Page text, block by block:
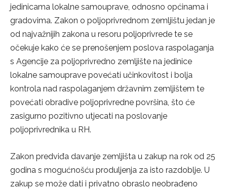
jedinicama lokalne samouprave, odnosno općinama i
gradovima. Zakon o poljoprivrednom zemljištu jedan je
od najvažnijih zakona u resoru poljoprivrede te se
očekuje kako će se prenošenjem poslova raspolaganja
s Agencije za poljoprivredno zemljište na jedinice
lokalne samouprave povećati učinkovitost i bolja
kontrola nad raspolaganjem državnim zemljištem te
povećati obradive poljoprivredne površina, što će
zasigurno pozitivno utjecati na poslovanje
poljoprivrednika u RH.
Zakon predviđa davanje zemljišta u zakup na rok od 25
godina s mogućnošću produljenja za isto razdoblje. U
zakup se može dati i privatno obraslo neobrađeno